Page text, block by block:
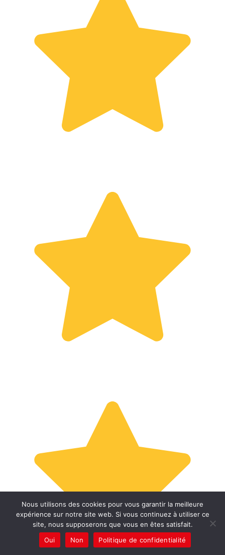
Nous utilisons des cookies pour vous garantir la meilleure
expérience sur notre site web. Si vous continuez à utiliser ce
site, nous supposerons que vous en êtes satisfait.
Oui
Non Politique de confidentialité